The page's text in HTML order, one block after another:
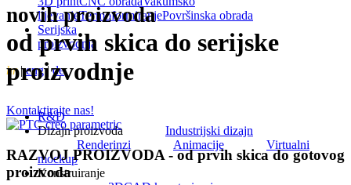
lijevanjeTermoformiranjePovršinska obrada
Serijska
proizvodnja
hr|eng|de
R&D
Dizajn proizvoda
Industrijski dizajn
Renderinzi
Animacije
Virtualni
mockup
Konstruiranje
novih proizvoda
od prvih skica do serijske
proizvodnje
Kontaktirajte nas!
RAZVOJ PROIZVODA - od prvih skica do gotovog
proizvoda